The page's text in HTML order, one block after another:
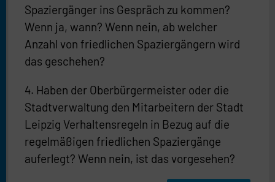
Spaziergänger ins Gespräch zu kommen?
Wenn ja, wann? Wenn nein, ab welcher
Anzahl von friedlichen Spaziergängern wird
das geschehen?
4. Haben der Oberbürgermeister oder die
Stadtverwaltung den Mitarbeitern der Stadt
Leipzig Verhaltensregeln in Bezug auf die
regelmäßigen friedlichen Spaziergänge
auferlegt? Wenn nein, ist das vorgesehen?